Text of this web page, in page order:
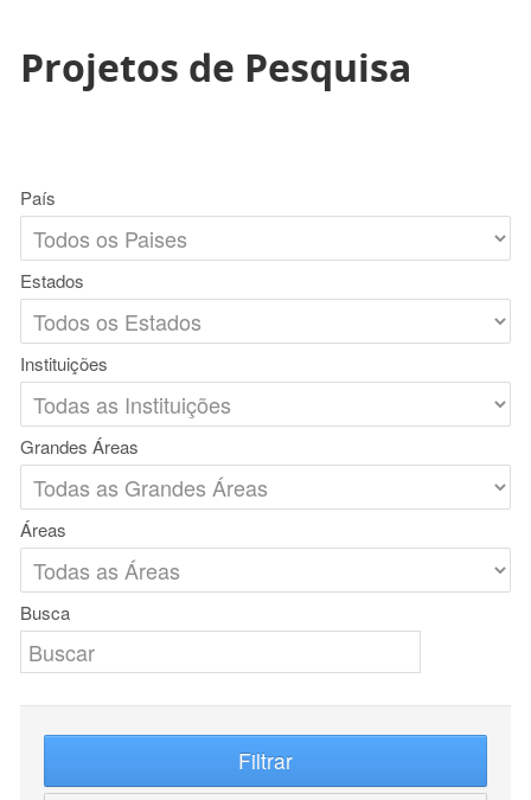
Projetos de Pesquisa
País
Estados
Instituições
Grandes Áreas
Áreas
Busca
Filtrar